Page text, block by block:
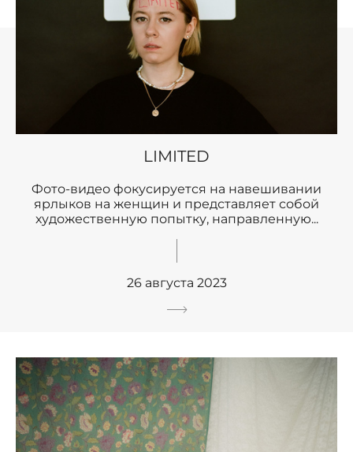
LIMITED
Фото-видео фокусируется на навешивании
ярлыков на женщин и представляет собой
художественную попытку, направленную...
26 августа 2023